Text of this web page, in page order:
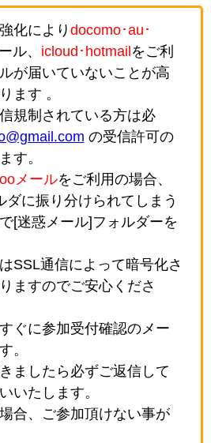
化により docomo･au･
ル、 icloud･hotmail をご利
が届いていないことが高
ます 。
規制されている方は必
の受信許可の
す。
メールをご利用の場合、
ダに振り分けられてしまう
[迷惑メール]フォルダーを
SSL通信によって暗号化さ
ますのでご安心くださ
ぐに参加受付確認のメー
。
ましたら必ずご返信して
いたします。
合、ご参加頂けない事が